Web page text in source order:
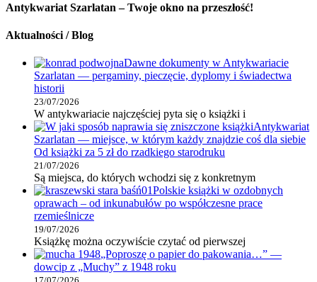
Antykwariat Szarlatan – Twoje okno na przeszłość!
Aktualności / Blog
Dawne dokumenty w Antykwariacie
Szarlatan — pergaminy, pieczęcie, dyplomy i świadectwa
historii
23/07/2026
W antykwariacie najczęściej pyta się o książki i
Antykwariat
Szarlatan — miejsce, w którym każdy znajdzie coś dla siebie
Od książki za 5 zł do rzadkiego starodruku
21/07/2026
Są miejsca, do których wchodzi się z konkretnym
Polskie książki w ozdobnych
oprawach – od inkunabułów po współczesne prace
rzemieślnicze
19/07/2026
Książkę można oczywiście czytać od pierwszej
„Poproszę o papier do pakowania…” —
dowcip z „Muchy” z 1948 roku